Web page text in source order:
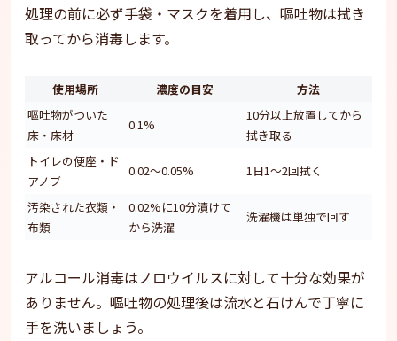
処理の前に必ず手袋・マスクを着用し、嘔吐物は拭き
取ってから消毒します。
使用場所 濃度の目安
方法
嘔吐物がついた
床・床材
0.1%
10分以上放置してから
拭き取る
トイレの便座・ド
アノブ
0.02〜0.05% 1日1〜2回拭く
汚染された衣類・
布類
0.02%に10分漬けて
から洗濯
洗濯機は単独で回す
アルコール消毒はノロウイルスに対して十分な効果が
ありません。嘔吐物の処理後は流水と石けんで丁寧に
手を洗いましょう。